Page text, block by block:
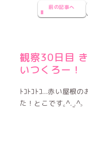
前の記事へ
観察30日目
いつくろー！
ﾄｺﾄｺﾄｺ...赤い屋根
た！とこです꜀^. ̫.^꜆